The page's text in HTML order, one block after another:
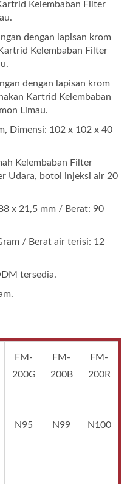
Kelembaban Filter
dengan lapisan krom
Kelembaban Filter
dengan lapisan krom
Kartrid Kelembaban
Limau.
Dimensi: 102 x 102 x 40
Kelembaban Filter
Udara, botol injeksi air 20
x 21,5 mm / Berat: 90
/ Berat air terisi: 12
tersedia.
FM-
200G
FM-
200B
FM-
200R
N95 N99 N100